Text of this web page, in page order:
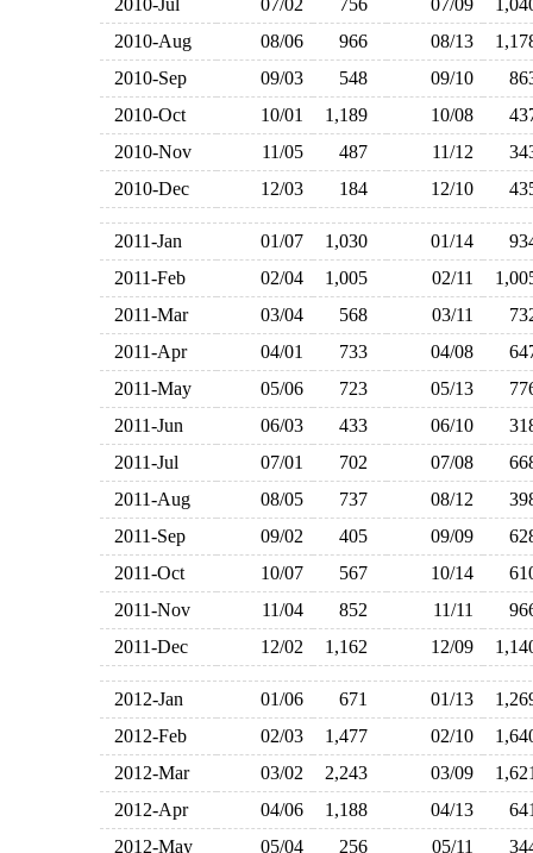
2010-Jul
07/02 756 07/09
2010-Aug
08/06 966 08/13
2010-Sep
09/03 548 09/10
2010-Oct
10/01 1,189 10/08
2010-Nov
11/05 487 11/12
2010-Dec
12/03 184 12/10
2011-Jan 01/07 1,030 01/14
2011-Feb
02/04 1,005 02/11
2011-Mar
03/04 568 03/11
2011-Apr
04/01 733 04/08
2011-May
05/06 723 05/13
2011-Jun
06/03 433 06/10
2011-Jul
07/01 702 07/08
2011-Aug
08/05 737 08/12
2011-Sep
09/02 405 09/09
2011-Oct
10/07 567 10/14
2011-Nov
11/04 852 11/11
2011-Dec
12/02 1,162 12/09
2012-Jan 01/06 671 01/13
2012-Feb
02/03 1,477 02/10
2012-Mar
03/02 2,243 03/09
2012-Apr
04/06 1,188 04/13
2012-May
05/04 256 05/11